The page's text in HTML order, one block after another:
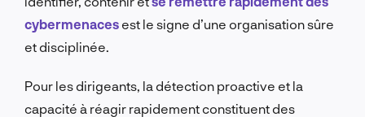
cybermenaces est le signe d’une organisation sûre
et disciplinée.
Pour les dirigeants, la détection proactive et la
capacité à réagir rapidement constituent des